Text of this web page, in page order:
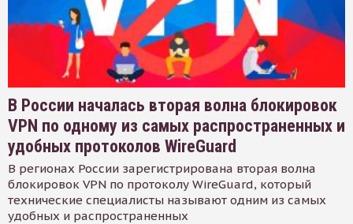
В России началась вторая волна блокировок
VPN по одному из самых распространенных и
удобных протоколов WireGuard
В регионах России зарегистрирована вторая волна
блокировок VPN по протоколу WireGuard, который
технические специалисты называют одним из самых
удобных и распространенных